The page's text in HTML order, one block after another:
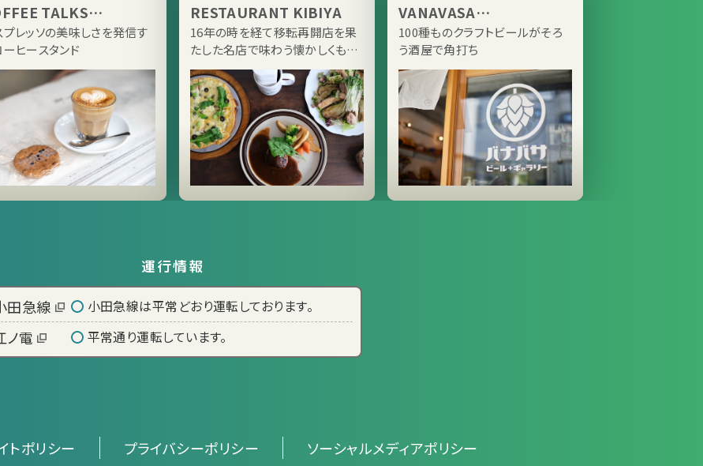
TALKS
プレッソの美味しさを発信す
ーヒースタンド
RESTAURANT KIBIYA
16年の時を経て移転再開店を果
たした名店で味わう懐かしくも新
しい王道の洋食
VANAVASA
BEER+GALLERY
100種ものクラフトビールがそろ
う酒屋で角打ち
運行情報
田急線 小田急線は平常どおり運転しております。
ノ電 平常通り運転しています。
トポリシー プライバシーポリシー ソーシャルメディアポリシー